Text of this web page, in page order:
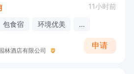
11小时前
包食宿 环境优美 ...
林酒店有限公司
申请